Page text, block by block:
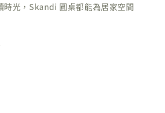
時光，Skandi 圓桌都能為居家空間